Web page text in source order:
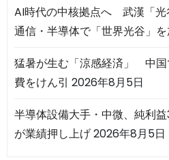
AI時代の中核拠点へ 武漢「
通信・半導体で「世界光谷」
猛暑が生む「涼感経済」 中国
費をけん引 2026年8月5日
半導体設備大手・中微、純利
が業績押し上げ2026年8月5日